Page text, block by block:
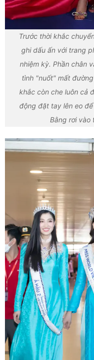
Trước thời khắc
ghi dấu ấn với trang
nhiệm kỳ. Phần chân
tình "nuốt" mất
khắc còn che luôn cả
động đặt tay lên eo
Bằng rơi vào